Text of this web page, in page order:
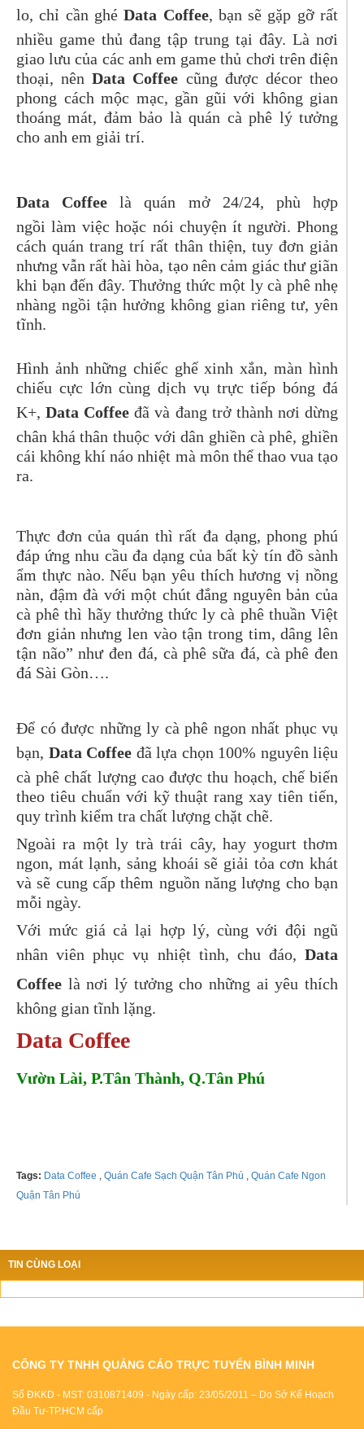
lo, chỉ cần ghéData Coffee, bạn sẽ gặp gỡ rất
nhiều game thủ đang tập trung tại đây. Là nơi
giao lưu của các anh em game thủ chơi trên điện
thoại, nênData Coffee cũng được décor theo
phong cách mộc mạc, gần gũi với không gian
thoáng mát, đảm bảo là quán cà phê lý tưởng
cho anh em giải trí.
Data Coffee là quán mở 24/24, phù hợp
ngồi làm việc hoặc nói chuyện ít người. Phong
cách quán trang trí rất thân thiện, tuy đơn giản
nhưng vẫn rất hài hòa, tạo nên cảm giác thư giãn
khi bạn đến đây. Thưởng thức một ly cà phê nhẹ
nhàng ngồi tận hưởng không gian riêng tư, yên
tĩnh.
Hình ảnh những chiếc ghế xinh xắn, màn hình
chiếu cực lớn cùng dịch vụ trực tiếp bóng đá
K+,Data Coffee đã và đang trở thành nơi dừng
chân khá thân thuộc với dân ghiền cà phê, ghiền
cái không khí náo nhiệt mà môn thể thao vua tạo
ra.
Thực đơn của quán thì rất đa dạng, phong phú
đáp ứng nhu cầu đa dạng của bất kỳ tín đồ sành
ẩm thực nào. Nếu bạn yêu thích hương vị nồng
nàn, đậm đà với một chút đắng nguyên bản của
cà phê thì hãy thưởng thức ly cà phê thuần Việt
đơn giản nhưng len vào tận trong tim, dâng lên
tận não” như đen đá, cà phê sữa đá, cà phê đen
đá Sài Gòn….
Để có được những ly cà phê ngon nhất phục vụ
bạn, Data Coffee đã lựa chọn 100% nguyên liệu
cà phê chất lượng cao được thu hoạch, chế biến
theo tiêu chuẩn với kỹ thuật rang xay tiên tiến,
quy trình kiểm tra chất lượng chặt chẽ.
Ngoài ra một ly trà trái cây, hay yogurt thơm
ngon, mát lạnh, sảng khoái sẽ giải tỏa cơn khát
và sẽ cung cấp thêm nguồn năng lượng cho bạn
mỗi ngày.
Với mức giá cả lại hợp lý, cùng với đội ngũ
nhân viên phục vụ nhiệt tình, chu đáo, Data
Coffee là nơi lý tưởng cho những ai yêu thích
không gian tĩnh lặng.
Data Coffee
Vườn Lài, P.Tân Thành, Q.Tân Phú
Tags: Data Coffee , Quán Cafe Sạch Quận Tân Phú , Quán Cafe Ngon
Quận Tân Phú
TIN CÙNG LOẠI
CÔNG TY TNHH QUẢNG CÁO TRỰC TUYẾN BÌNH MINH
Số ĐKKD - MST: 0310871409 - Ngày cấp: 23/05/2011 – Do Sở Kế Hoạch
Đầu Tư-TP.HCM cấp